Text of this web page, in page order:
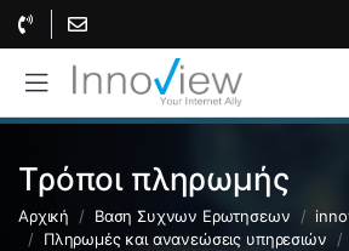
Τρόποι πληρωμής
Αρχική Βαση Συχνων Ερωτησεων
Πληρωμές και ανανεώσεις υπηρεσιών